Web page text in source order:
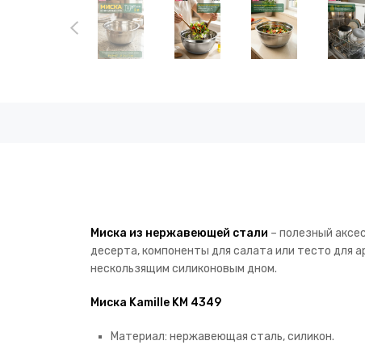
Миска из нержавеющей стали – полезный
десерта, компоненты для салата или тесто для
нескользящим силиконовым дном.
Миска Kamille KM 4349
Материал: нержавеющая сталь, силикон.